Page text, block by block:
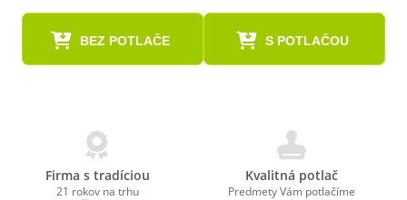
BEZ POTLAČE S POTLAČOU
Firma s tradíciou
21 rokov na trhu
Kvalitná potlač
Predmety Vám potlačíme